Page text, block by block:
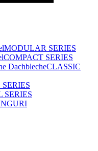
MODULAR SERIES
COMPACT SERIES
DachblecheCLASSIC
SERIES